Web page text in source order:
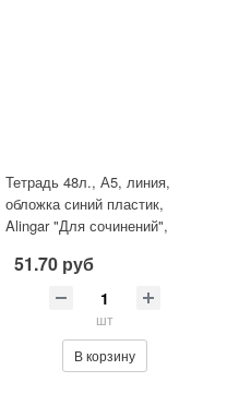
Тетрадь 48л., А5, линия,
обложка синий пластик,
Alingar "Для сочинений",
51.70 руб
шт
В корзину